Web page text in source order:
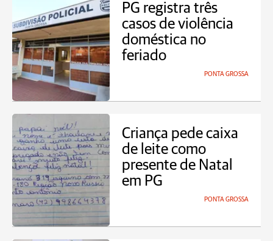
PG registra três
casos de violência
doméstica no
feriado
PONTA GROSSA
Criança pede caixa
de leite como
presente de Natal
em PG
PONTA GROSSA